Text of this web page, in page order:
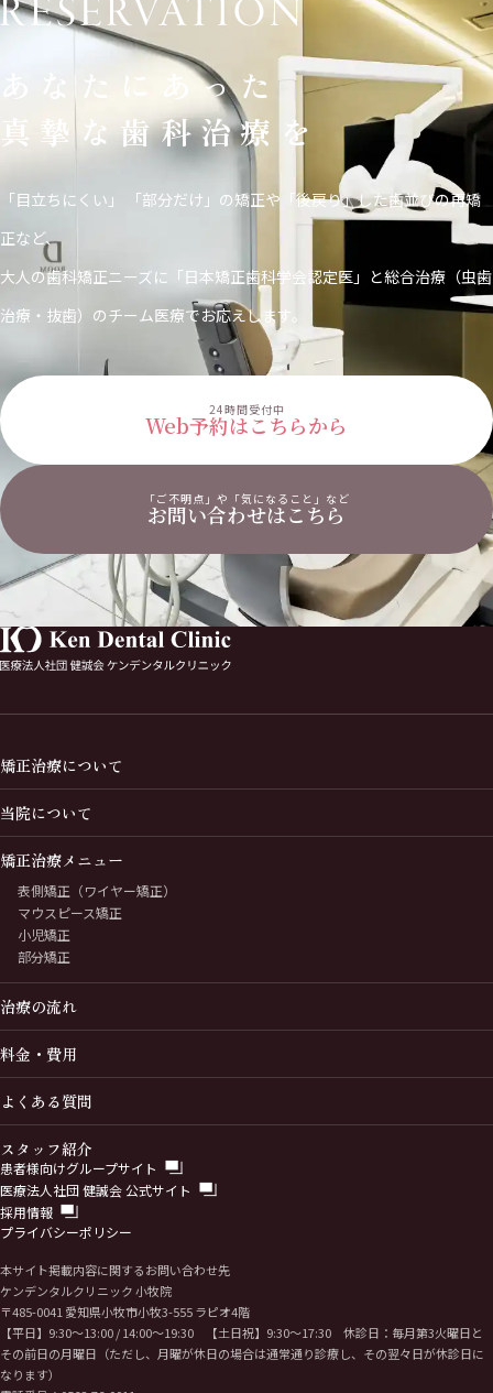
あなたにあった
真摯な歯科治療を
「目立ちにくい」 「部分だけ」の矯正や「後戻り」した歯並びの再矯
正など、
大人の歯科矯正ニーズに「日本矯正歯科学会認定医」と総合治療（虫歯
治療・抜歯）のチーム医療でお応えします。
24時間受付中
Web予約はこちらから
「ご不明点」や「気になること」など
お問い合わせはこちら
矯正治療について
当院について
矯正治療メニュー
表側矯正（ワイヤー矯正）
マウスピース矯正
小児矯正
部分矯正
治療の流れ
料金・費用
よくある質問
スタッフ紹介
患者様向けグループサイト
医療法人社団 健誠会 公式サイト
採用情報
プライバシーポリシー
本サイト掲載内容に関するお問い合わせ先
ケンデンタルクリニック 小牧院
〒485-0041 愛知県小牧市小牧3-555 ラピオ4階
【平日】9:30〜13:00 / 14:00〜19:30 【土日祝】9:30〜17:30 休診日：毎月第3火曜日と
その前日の月曜日（ただし、月曜が休日の場合は通常通り診療し、その翌々日が休診日に
なります）